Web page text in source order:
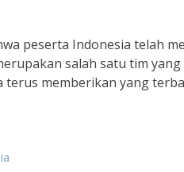
peserta Indonesia telah
salah satu tim
memberikan yang